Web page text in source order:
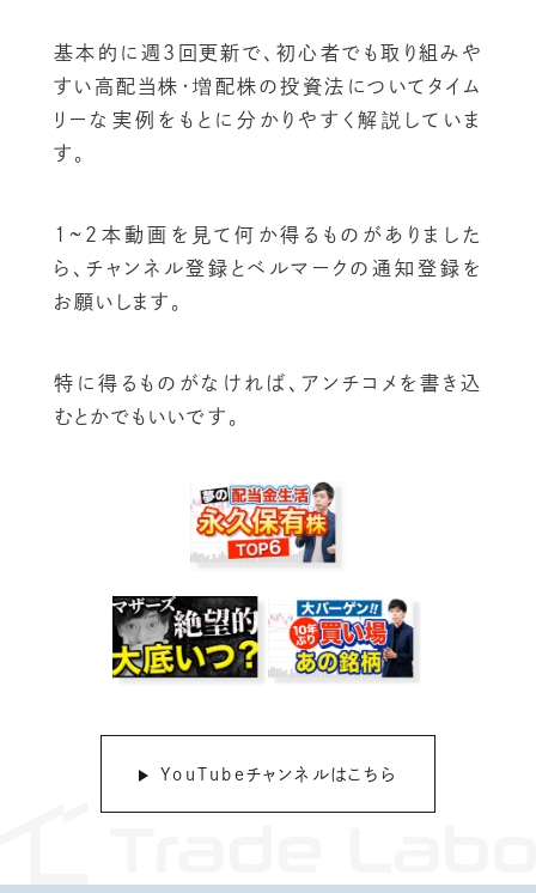
基本的に週3回更新で、初心者でも取り組みや
すい高配当株・増配株の投資法についてタイム
リーな実例をもとに分かりやすく解説していま
す。
1~2本動画を見て何か得るものがありました
ら、チャンネル登録とベルマークの通知登録を
お願いします。
特に得るものがなければ、アンチコメを書き込
むとかでもいいです。
YouTubeチャンネルはこちら